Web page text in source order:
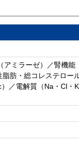
ミラーゼ）／腎機能
肪・総コレステロー
／電解質（Na・Cl・